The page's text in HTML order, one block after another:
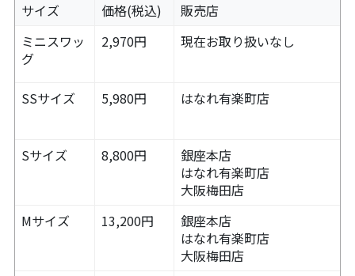
サイズ 価格(税込)
販売店
ミニスワッ
グ
2,970円 現在お取り扱いなし
SSサイズ 5,980円 はなれ有楽町店
Sサイズ 8,800円
銀座本店
はなれ有楽町店
大阪梅田店
Mサイズ
13,200円
銀座本店
はなれ有楽町店
大阪梅田店